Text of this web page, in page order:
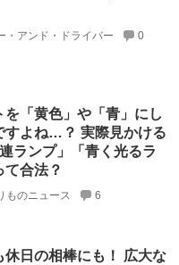
・アンド・ドライバー 0
を「黄色」や「青」にし
すよね…？ 実際見かける
ランプ」「青く光るラ
て合法？
ものニュース 6
休日の相棒にも！ 広大な